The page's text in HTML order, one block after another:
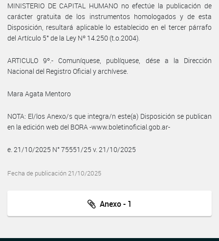
MINISTERIO DE CAPITAL HUMANO no efectúe la publicación de
carácter gratuita de los instrumentos homologados y de esta
Disposición, resultará aplicable lo establecido en el tercer párrafo
del Artículo 5° de la Ley Nº 14.250 (t.o.2004).
ARTICULO 9º.- Comuníquese, publíquese, dése a la Dirección
Nacional del Registro Oficial y archívese.
Mara Agata Mentoro
NOTA: El/los Anexo/s que integra/n este(a) Disposición se publican
en la edición web del BORA -www.boletinoficial.gob.ar-
e. 21/10/2025 N° 75551/25 v. 21/10/2025
Fecha de publicación 21/10/2025
Anexo - 1